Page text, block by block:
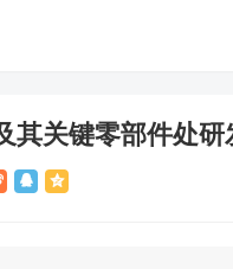
其关键零部件处研